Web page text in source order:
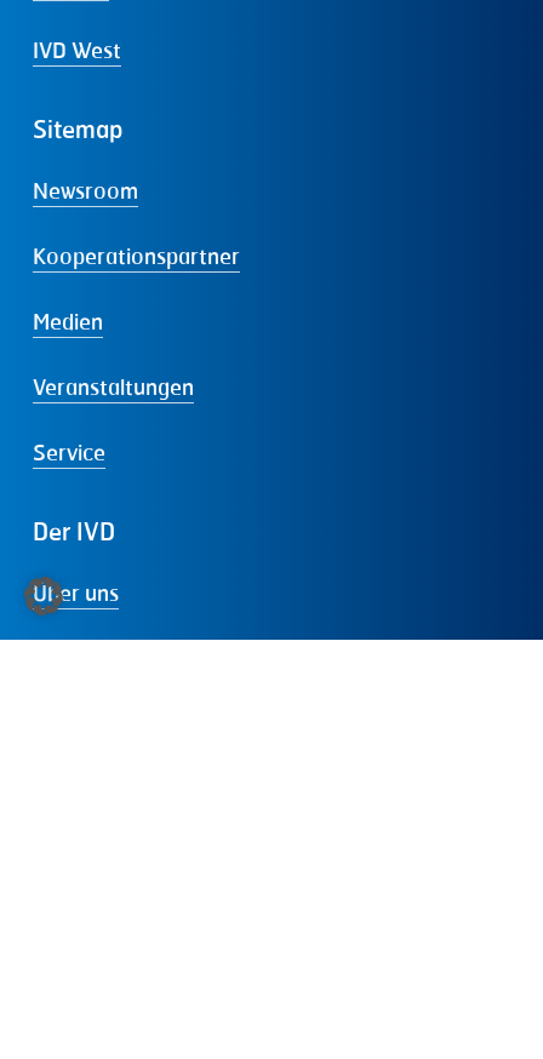
IVD West
Sitemap
Newsroom
Kooperationspartner
Medien
Veranstaltungen
Service
Der IVD
Über uns